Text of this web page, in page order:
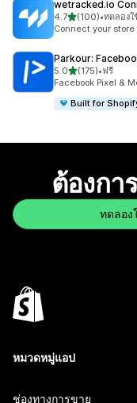
wetracked.io
4.7เต็ม 5 ดาว
(100)
ทั้งหมด 100 รีวิว
•ทดลองใ
Connect your
Parkour:
5.0เต็ม 5 ดาว
(175)
ทั้งหมด 175 รีวิว
•ฟรี
Facebook Pixel &
Built for
ต้องกา
ทดลอง
หมวดหมู่แอป
ช่องทางการขาย